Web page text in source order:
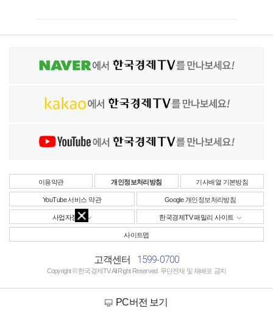
이용약관 개인정보처리방침 기사배열 기본방침
YouTube 서비스 약관 Google 개인정보처리방침
사업자정보 한국경제TV 패밀리 사이트
사이트맵
고객센터 1599-0700
Copyright © 한국경제TV All Right Reserved. 무단전재 및 재배포 금지
PC버전 보기